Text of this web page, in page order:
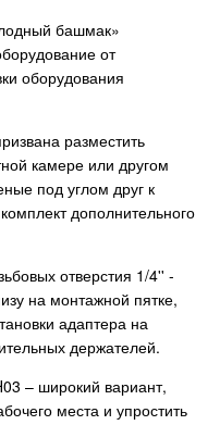
башмак»
от
оборудования
разместить
камере или другом
под углом друг к
дополнительного
отверстия 1/4'' -
на монтажной пятке,
адаптера на
держателей.
– широкий вариант,
места и упростить